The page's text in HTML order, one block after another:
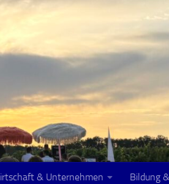
& Unternehmen Bildung